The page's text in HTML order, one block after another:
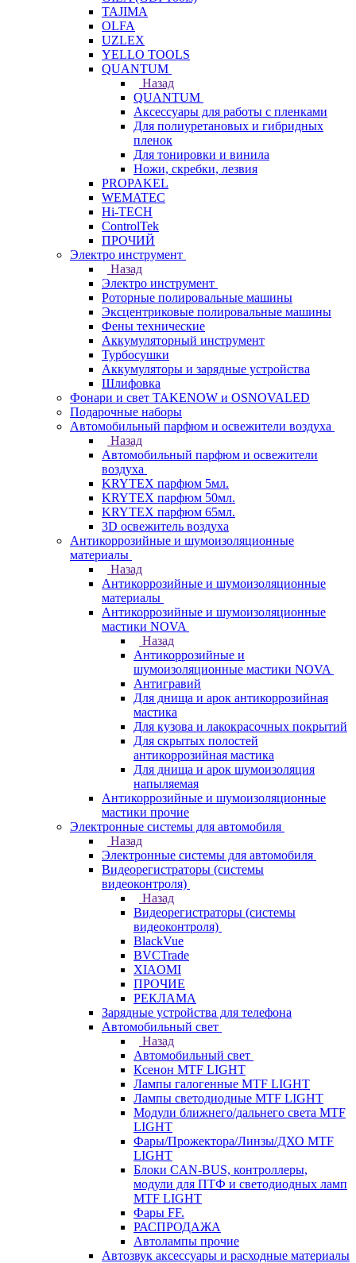
TAJIMA
OLFA
UZLEX
YELLO TOOLS
QUANTUM
Назад
QUANTUM
Аксессуары для работы с пленками
Для полиуретановых и гибридных
пленок
Для тонировки и винила
Ножи, скребки, лезвия
PROPAKEL
WEMATEC
Hi-TECH
ControlTek
ПРОЧИЙ
Электро инструмент
Назад
Электро инструмент
Роторные полировальные машины
Эксцентриковые полировальные машины
Фены технические
Аккумуляторный инструмент
Турбосушки
Аккумуляторы и зарядные устройства
Шлифовка
Фонари и свет TAKENOW и OSNOVALED
Подарочные наборы
Автомобильный парфюм и освежители воздуха
Назад
Автомобильный парфюм и освежители
воздуха
KRYTEX парфюм 5мл.
KRYTEX парфюм 50мл.
KRYTEX парфюм 65мл.
3D освежитель воздуха
Антикоррозийные и шумоизоляционные
материалы
Назад
Антикоррозийные и шумоизоляционные
материалы
Антикоррозийные и шумоизоляционные
мастики NOVA
Назад
Антикоррозийные и
шумоизоляционные мастики NOVA
Антигравий
Для днища и арок антикоррозийная
мастика
Для кузова и лакокрасочных покрытий
Для скрытых полостей
антикоррозийная мастика
Для днища и арок шумоизоляция
напыляемая
Антикоррозийные и шумоизоляционные
мастики прочие
Электронные системы для автомобиля
Назад
Электронные системы для автомобиля
Видеорегистраторы (системы
видеоконтроля)
Назад
Видеорегистраторы (системы
видеоконтроля)
BlackVue
BVCTrade
XIAOMI
ПРОЧИЕ
РЕКЛАМА
Зарядные устройства для телефона
Автомобильный свет
Назад
Автомобильный свет
Ксенон MTF LIGHT
Лампы галогенные MTF LIGHT
Лампы светодиодные MTF LIGHT
Модули ближнего/дальнего света MTF
LIGHT
Фары/Прожектора/Линзы/ДХО MTF
LIGHT
Блоки CAN-BUS, контроллеры,
модули для ПТФ и светодиодных ламп
MTF LIGHT
Фары FF.
РАСПРОДАЖА
Автолампы прочие
Автозвук аксессуары и расходные материалы